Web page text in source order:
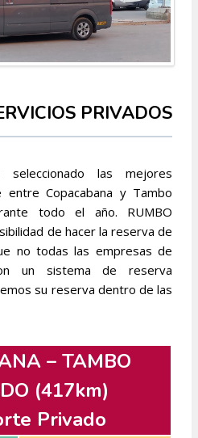
PRIVADOS
las mejores
Copacabana y Tambo
todo el año. RUMBO
de hacer la reserva de
no todas las empresas de
un sistema de reserva
su reserva dentro de las
– TAMBO
(417km)
Privado